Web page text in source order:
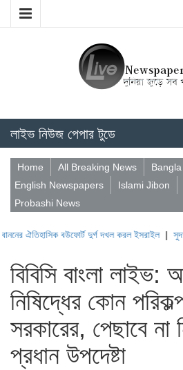
লাইভ নিউজ পেপার টুডে
Home All Breaking News
English Newspapers
Islami Jibon
Probashi News
বউফোর্ট দুর্গ দখল করল ইসরাইল|সুদানে
বিবিসি বাংলা লাইভ:
নিষিদ্ধের কোন
সরকারের, পেছাবে না
প্রধান উপদেষ্টা